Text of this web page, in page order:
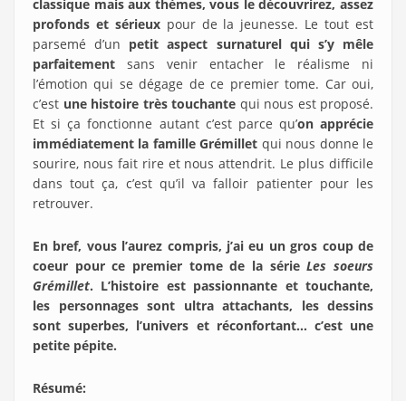
classique mais aux thèmes, vous le découvrirez, assez
profonds et sérieuxpour de la jeunesse. Le tout est
parsemé d’un petit aspect surnaturel qui s’y mêle
parfaitement sans venir entacher le réalisme ni
l’émotion qui se dégage de ce premier tome. Car oui,
c’est une histoire très touchante qui nous est proposé.
Et si ça fonctionne autant c’est parce qu’on apprécie
immédiatement la famille Grémillet qui nous donne le
sourire, nous fait rire et nous attendrit. Le plus difficile
dans tout ça, c’est qu’il va falloir patienter pour les
retrouver.
En bref, vous l’aurez compris, j’ai eu un gros coup de
coeur pour ce premier tome de la sérieLes soeurs
Grémillet. L’histoire est passionnante et touchante,
les personnages sont ultra attachants, les dessins
sont superbes, l’univers et réconfortant… c’est une
petite pépite.
Résumé: